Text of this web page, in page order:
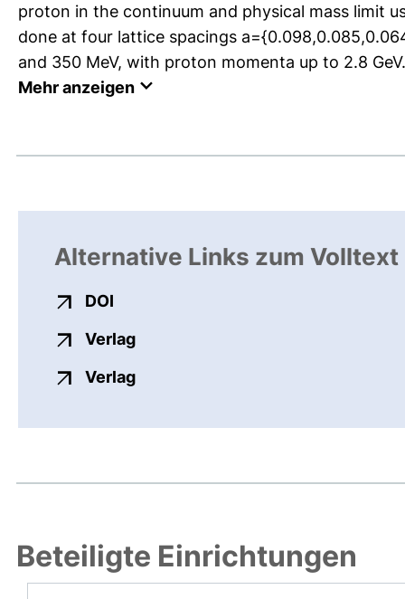
proton in the continuum and physical mass limit
done at four lattice spacings
and 350 MeV, with proton momenta up to 2.8
Mehr anzeigen
Alternative Links zum Volltext
DOI
Verlagexterner Link, öffnet neues
Verlagexterner Link, öffnet neues
Beteiligte Einrichtungen